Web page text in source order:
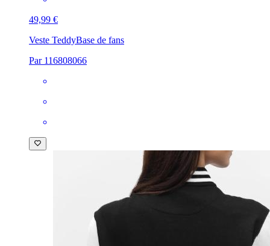
49,99 €
Veste TeddyBase de fans
Par 116808066